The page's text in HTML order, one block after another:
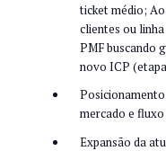
ticket médio;
clientes ou
PMF buscando
novo ICP
mercado e
Expansão da